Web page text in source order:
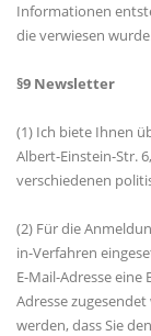
Informationen
die verwiesen
§9 Newsletter
(1) Ich biete Ihnen
Albert-Einstein-Str.
verschiedenen
(2) Für die
in-Verfahren
E-Mail-Adresse eine
Adresse
werden, dass Sie